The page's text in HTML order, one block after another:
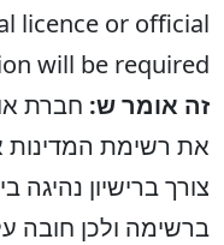
licence or official
will be required.
זה אומר ש: חברת
את רשימת המדינות
צורך ברישיון נהיגה
ברשימה ולכן חובה